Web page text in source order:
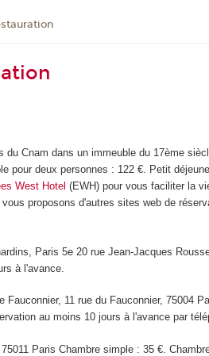
du Cnam dans un immeuble du 17ème
pour deux personnes : 122 €. Petit
West Hotel (EWH) pour vous faciliter la
proposons d'autres sites web de
Paris 5e 20 rue Jean-Jacques
à l'avance.
11 rue du Fauconnier, 75004
au moins 10 jours à l'avance par
Paris Chambre simple : 35 €.